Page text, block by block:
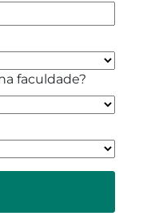
faculdade?